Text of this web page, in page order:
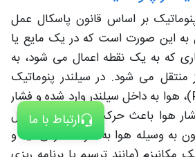
ارتباط با ما
بر اساس قانون پاسکال عمل
به این صورت است که در یک مایع یا
که به یک نقطه اعمال می شود، به
منتقل می شود. در سیلندر پنوماتیک
(Pnumatic Cylinder)، هوا به داخل سیلندر وارد شده و فشار
هوا باعث حرکت پیستون در داخل
به وسیله هوا به حرکت درمی آید و